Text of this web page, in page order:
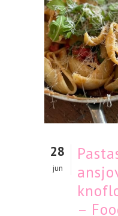
28
jun
–